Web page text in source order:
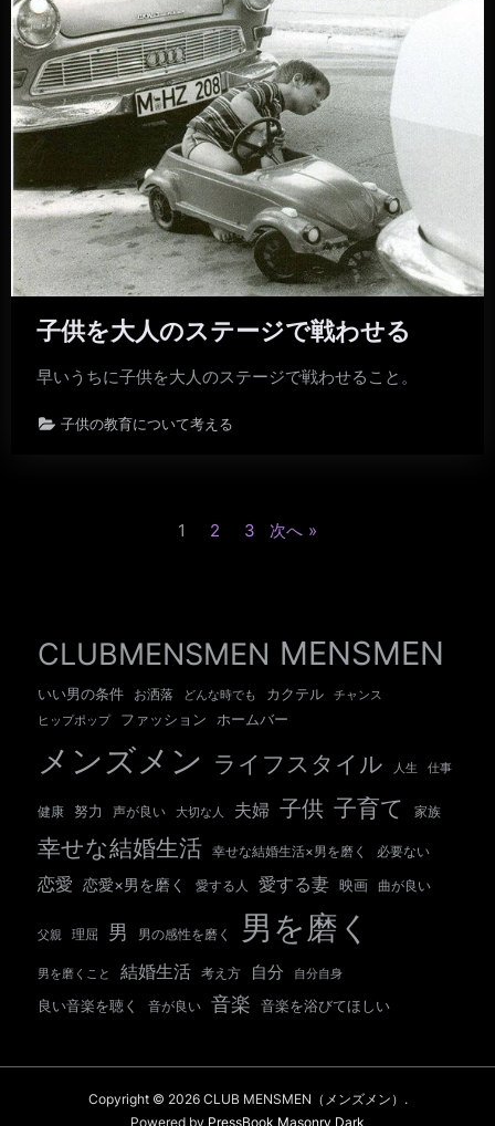
子供を大人のステージで戦わせる
早いうちに子供を大人のステージで戦わせること。
子供の教育について考える
ジ
り
1 2 3 次へ
CLUBMENSMEN MENSMEN
いい男の条件 お洒落 どんな時でも カクテル チャンス
ヒップポップ ファッション ホームバー
メンズメン ライフスタイル 人生 仕事
健康 努力 声が良い 大切な人 夫婦 子供 子育て 家族
幸せな結婚生活 幸せな結婚生活×男を磨く 必要ない
恋愛 恋愛×男を磨く 愛する人 愛する妻 映画 曲が良い
父親 理屈 男 男の感性を磨く 男を磨く
男を磨くこと 結婚生活 考え方 自分 自分自身
良い音楽を聴く 音が良い 音楽 音楽を浴びてほしい
Copyright © 2026 CLUB MENSMEN（メンズメン）.
Powered by PressBook Masonry Dark